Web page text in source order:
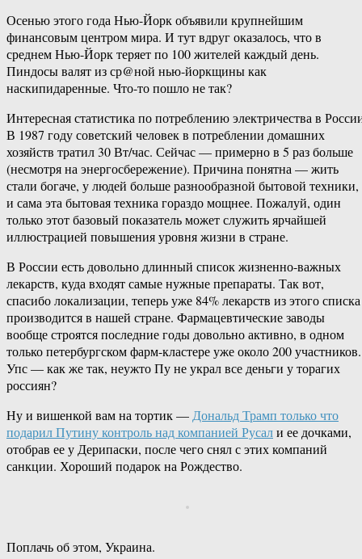
Осенью этого года Нью-Йорк объявили крупнейшим
финансовым центром мира. И тут вдруг оказалось, что в
среднем Нью-Йорк теряет по 100 жителей каждый день.
Пиндосы валят из ср@ной нью-йоркщины как
наскипидаренные. Что-то пошло не так?
Интересная статистика по потреблению электричества в
В 1987 году советский человек в потреблении домашних
хозяйств тратил 30 Вт/час. Сейчас — примерно в 5 раз больше
(несмотря на энергосбережение). Причина понятна — жить
стали богаче, у людей больше разнообразной бытовой техники,
и сама эта бытовая техника гораздо мощнее. Пожалуй, один
только этот базовый показатель может служить ярчайшей
иллюстрацией повышения уровня жизни в стране.
В России есть довольно длинный список жизненно-важных
лекарств, куда входят самые нужные препараты. Так вот,
спасибо локализации, теперь уже 84% лекарств из этого списка
производится в нашей стране. Фармацевтические заводы
вообще строятся последние годы довольно активно, в одном
только петербургском фарм-кластере уже около 200 участников.
Упс — как же так, неужто Пу не украл все деньги у торагих
россиян?
Ну и вишенкой вам на тортик —Дональд Трамп только что
подарил Путину контроль над компанией Русали ее дочками,
отобрав ее у Дерипаски, после чего снял с этих компаний
санкции. Хороший подарок на Рождество.
Поплачь об этом, Украина.